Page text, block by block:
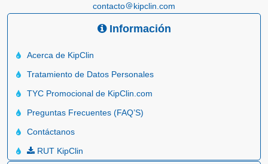
contacto
kipclin.com
Información
Acerca de KipClin
Tratamiento de Datos Personales
TYC Promocional de KipClin.com
Preguntas Frecuentes (FAQ’S)
Contáctanos
RUT KipClin